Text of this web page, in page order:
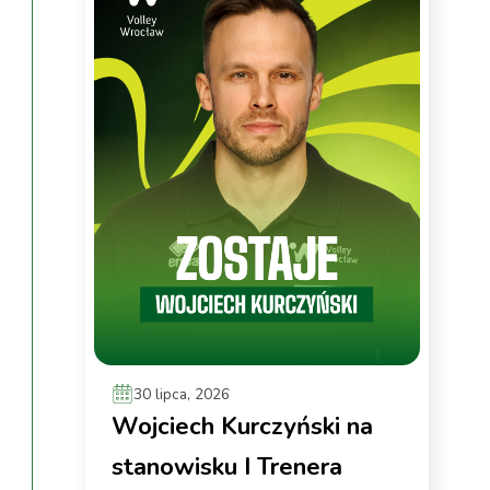
30 lipca, 2026
Wojciech Kurczyński na
stanowisku I Trenera